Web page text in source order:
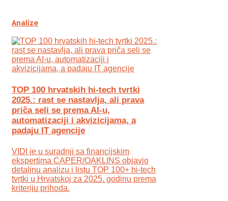
Analize
TOP 100 hrvatskih hi-tech tvrtki
2025.: rast se nastavlja, ali prava
priča seli se prema AI-u,
automatizaciji i akvizicijama, a
padaju IT agencije
VIDI je u suradnji sa financijskim
ekspertima CAPER/OAKLINS objavio
detaljnu analizu i listu TOP 100+ hi-tech
tvrtki u Hrvatskoj za 2025. godinu prema
kriteriju prihoda.